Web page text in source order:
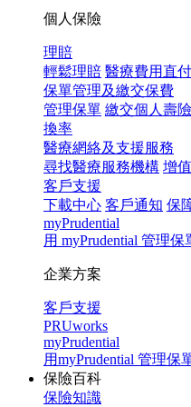
個人保險
理賠
輕鬆理賠 醫療費用直
保單管理及繳交保費
管理保單 繳交個人壽
換率
醫療網絡及支援服務
尋找醫療服務機構 增
客戶支援
下載中心 客戶通知 保
myPrudential
用 myPrudential 管理保
企業方案
客戶支援
PRUworks
myPrudential
用myPrudential 管理保
保險百科
保險知識